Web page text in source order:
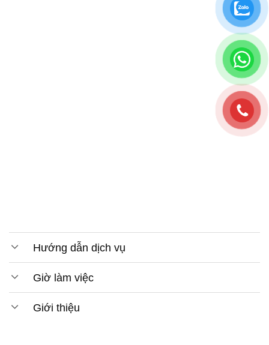
Hướng dẫn dịch vụ
Giờ làm việc
Giới thiệu